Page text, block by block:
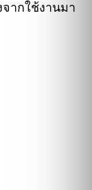
จากใช้งานมา